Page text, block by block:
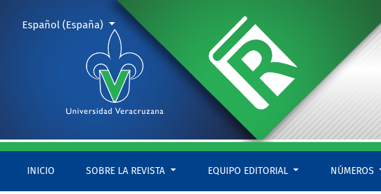
Impacto socioeconómico del relevo generacional femenino en la
INICIO SOBRE LA REVISTA EQUIPO EDITORIAL NÚMEROS
Cambiar el idioma. El actual es:
Español (España)